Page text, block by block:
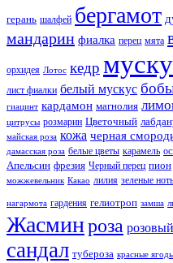
герань шалфей бергамот
мандарин фиалка перец мята
орхидея Лотос кедр
лист фиалки белый мускус
гиацинт кардамон магнолия
цитрусы розмарин Цветочный
майская роза кожа черная
дамасская роза белые цветы карамель
Апельсин фрезия Черный перец пион
можжевельник Какао лилия зеленые
нагармота гардения гелиотроп замша
Жасминроза
сандал тубероза красные